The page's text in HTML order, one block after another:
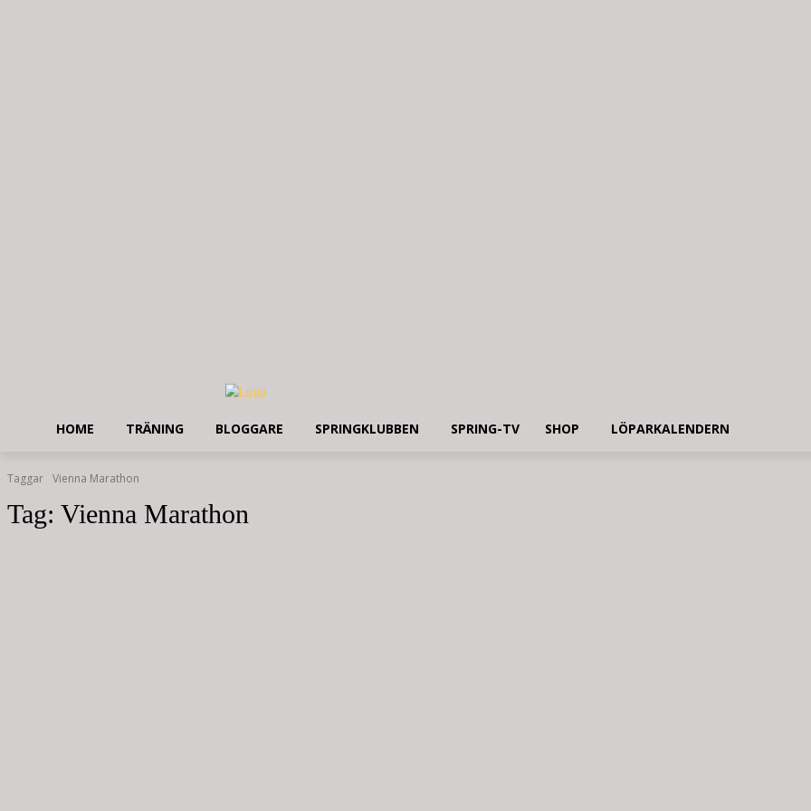
HOME TRÄNING BLOGGARE SPRINGKLUBBEN SPRING-TV SHOP LÖPARKALENDERN
Taggar Vienna Marathon
Tag: Vienna Marathon